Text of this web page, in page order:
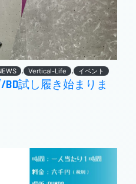
, Vertical-Life , イベント
試し履き始まりま